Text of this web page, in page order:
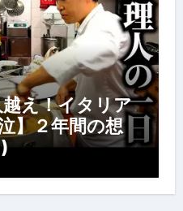
え！イタリア
】２年間の想